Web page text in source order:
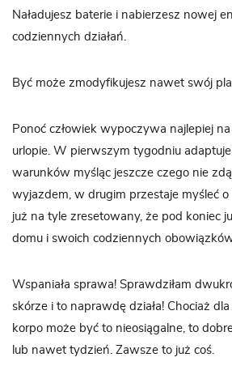
Naładujesz baterie i nabierzesz nowej
codziennych działań.
Być może zmodyfikujesz nawet swój
Ponoć człowiek wypoczywa najlepiej
urlopie. W pierwszym tygodniu
warunków myśląc jeszcze czego nie
wyjazdem, w drugim przestaje myśleć
już na tyle zresetowany, że pod koniec
domu i swoich codziennych
Wspaniała sprawa! Sprawdziłam
skórze i to naprawdę działa! Chociaż
korpo może być to nieosiągalne, to
lub nawet tydzień. Zawsze to już coś.